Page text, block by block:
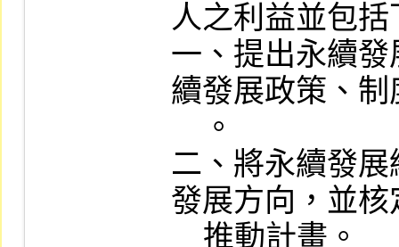
人之利益並包
一、提出永續
續發展政策、
二、將永續發
發展方向，並